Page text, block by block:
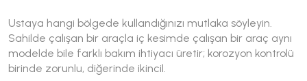
Ustaya hangi bölgede kullandığınızı mutlaka söyleyin.
Sahilde çalışan bir araçla iç kesimde çalışan bir araç aynı
modelde bile farklı bakım ihtiyacı üretir; korozyon kontrolü
birinde zorunlu, diğerinde ikincil.